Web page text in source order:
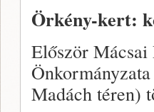
Örkény-kert:
Először Mácsai
Madách téren)